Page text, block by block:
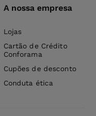
A nossa empresa
Lojas
Cartão de Crédito
Conforama
Cupões de desconto
Conduta ética